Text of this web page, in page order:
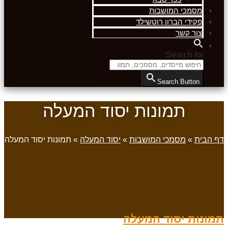
מסמכי המושבות
פקידי הברון רוטשילד
צור קשר
Search for:
Search Button
תמונות יסוד המעלה
דף הבית » מסמכי המושבות » יסוד המעלה » תמונות יסוד המעלה
תמונות יסוד המעלה